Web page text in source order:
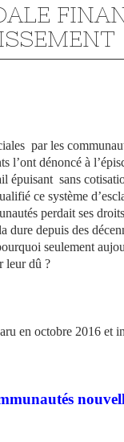
par les
l’ont dénoncé à
épuisant sans
ce système
perdait ses
dure depuis des
seulement
leur dû ?
en octobre 2016 et